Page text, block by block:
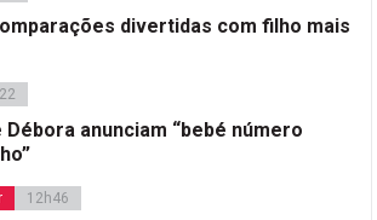
divertidas com filho mais
Débora anunciam “bebé número
12h46